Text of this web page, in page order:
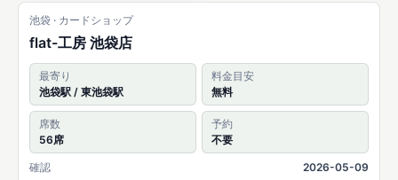
池袋 · カードショップ
flat-工房 池袋店
最寄り
池袋駅 / 東池袋駅
料金目安
無料
席数
56席
予約
不要
確認 2026-05-09